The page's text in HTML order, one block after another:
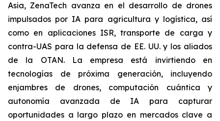
Asia, ZenaTech avanza en el desarrollo de drones
impulsados por IA para agricultura y logística, así
como en aplicaciones ISR, transporte de carga y
contra-UAS para la defensa de EE. UU. y los aliados
de la OTAN. La empresa está invirtiendo en
tecnologías de próxima generación, incluyendo
enjambres de drones, computación cuántica y
autonomía avanzada de IA para capturar
oportunidades a largo plazo en mercados clave a